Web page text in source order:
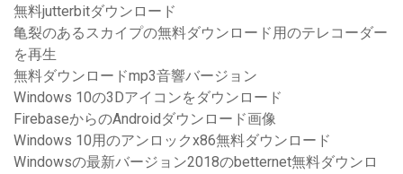
無料jutterbitダウンロード
亀裂のあるスカイプの無料ダウンロード用のテレコーダー
を再生
無料ダウンロードmp3音響バージョン
Windows 10の3Dアイコンをダウンロード
FirebaseからのAndroidダウンロード画像
Windows 10用のアンロックx86無料ダウンロード
Windowsの最新バージョン2018のbetternet無料ダウンロ